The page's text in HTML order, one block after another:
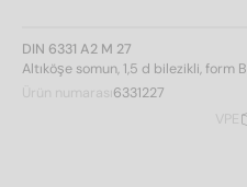
6
(2)
DIN 6331 A2 M 27
Altıköşe somun, 1,5 d bilezikli, form B
Ürün numarası 6331227
VPE